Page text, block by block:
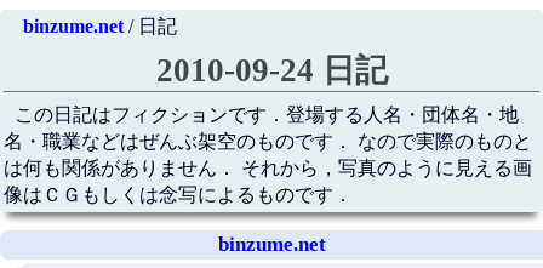
binzume.net/ 日記
2010-09-24 日記
この日記はフィクションです．登場する人名・団体名・地
名・職業などはぜんぶ架空のものです． なので実際のものと
は何も関係がありません． それから，写真のように見える画
像はＣＧもしくは念写によるものです．
binzume.net